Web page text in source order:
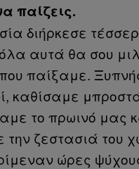
παίζεις.
διήρκεσε
αυτά θα σου
παίξαμε.
καθίσαμε
το πρωινό μας
ζεστασιά του
ώρες